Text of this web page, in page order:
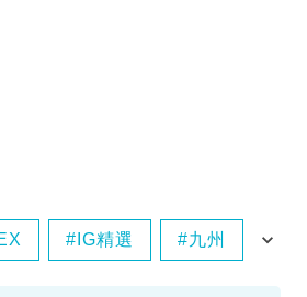
IG精選 九州